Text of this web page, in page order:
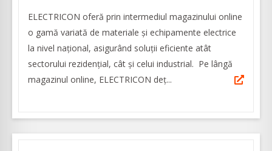
ELECTRICON oferă prin intermediul magazinului online
o gamă variată de materiale şi echipamente electrice
la nivel naţional, asigurând soluţii eficiente atât
sectorului rezidenţial, cât şi celui industrial. Pe lângă
magazinul online, ELECTRICON deț...